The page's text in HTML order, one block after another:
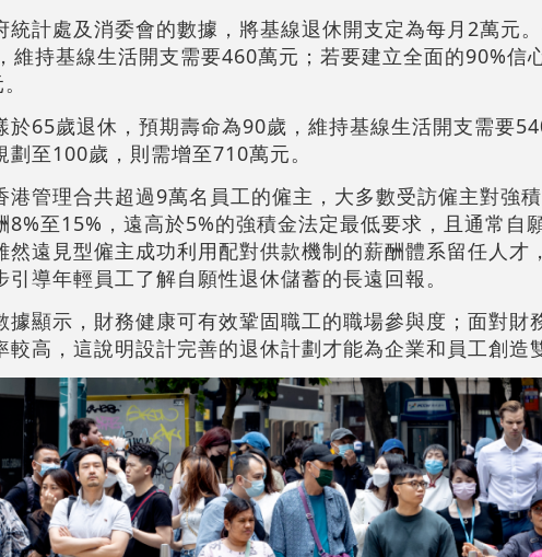
統計處及消委會的數據，將基線退休開支定為每月2萬元
維持基線生活開支需要460萬元；若要建立全面的90%信
於65歲退休，預期壽命為90歲，維持基線生活開支需要
劃至100歲，則需增至710萬元。
港管理合共超過9萬名員工的僱主，大多數受訪僱主對強
8%至15%，遠高於5%的強積金法定最低要求，且通常自
然遠見型僱主成功利用配對供款機制的薪酬體系留任人才
引導年輕員工了解自願性退休儲蓄的長遠回報。
據顯示，財務健康可有效鞏固職工的職場參與度；面對財
較高，這說明設計完善的退休計劃才能為企業和員工創造